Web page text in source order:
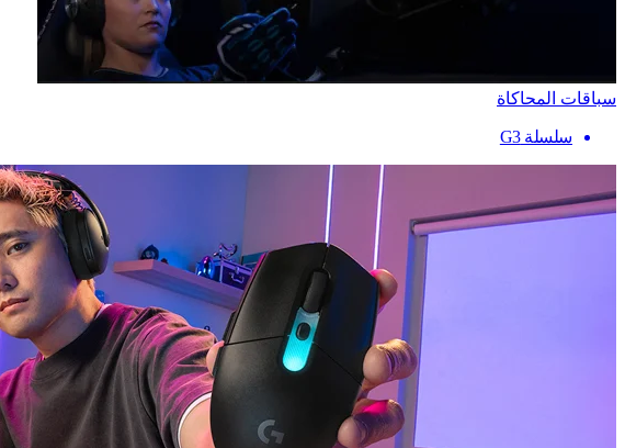
سباقات المحاكاة
سلسلة G3